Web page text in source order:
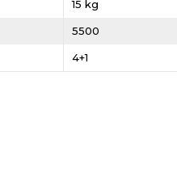
15 kg
5500
4+1